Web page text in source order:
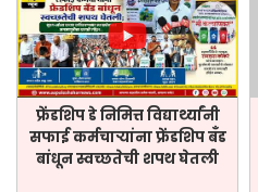
फ्रेंडशिप डे निमित्त विद्यार्थ्यांनी
सफाई कर्मचाऱ्यांना फ्रेंडशिप बँड
बांधून स्वच्छतेची शपथ घेतली